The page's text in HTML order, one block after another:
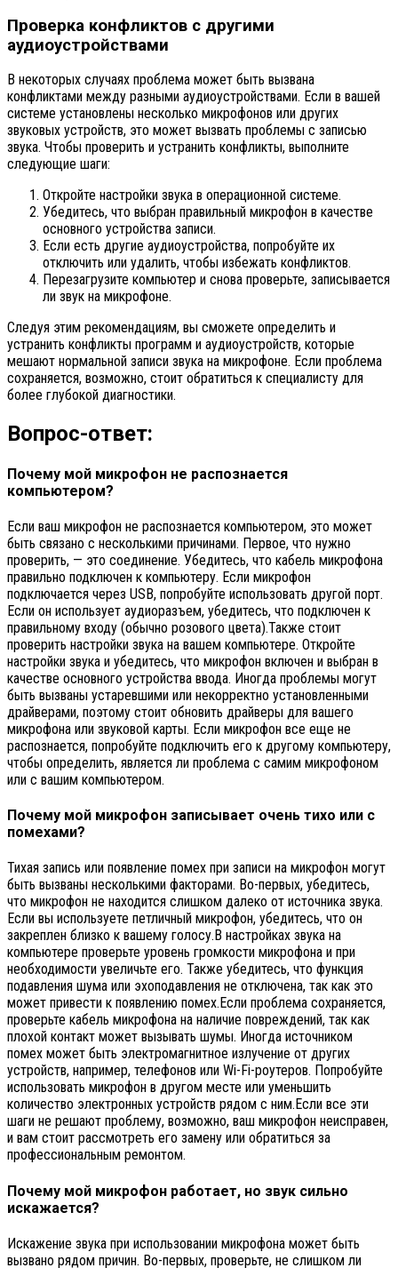
Проверка конфликтов с другими
аудиоустройствами
В некоторых случаях проблема может быть вызвана
конфликтами между разными аудиоустройствами. Если в вашей
системе установлены несколько микрофонов или других
звуковых устройств, это может вызвать проблемы с записью
звука. Чтобы проверить и устранить конфликты, выполните
следующие шаги:
Откройте настройки звука в операционной системе.
Убедитесь, что выбран правильный микрофон в качестве
основного устройства записи.
Если есть другие аудиоустройства, попробуйте их
отключить или удалить, чтобы избежать конфликтов.
Перезагрузите компьютер и снова проверьте, записывается
ли звук на микрофоне.
Следуя этим рекомендациям, вы сможете определить и
устранить конфликты программ и аудиоустройств, которые
мешают нормальной записи звука на микрофоне. Если проблема
сохраняется, возможно, стоит обратиться к специалисту для
более глубокой диагностики.
Вопрос-ответ:
Почему мой микрофон не распознается
компьютером?
Если ваш микрофон не распознается компьютером, это может
быть связано с несколькими причинами. Первое, что нужно
проверить, — это соединение. Убедитесь, что кабель микрофона
правильно подключен к компьютеру. Если микрофон
подключается через USB, попробуйте использовать другой порт.
Если он использует аудиоразъем, убедитесь, что подключен к
правильному входу (обычно розового цвета).Также стоит
проверить настройки звука на вашем компьютере. Откройте
настройки звука и убедитесь, что микрофон включен и выбран в
качестве основного устройства ввода. Иногда проблемы могут
быть вызваны устаревшими или некорректно установленными
драйверами, поэтому стоит обновить драйверы для вашего
микрофона или звуковой карты. Если микрофон все еще не
распознается, попробуйте подключить его к другому компьютеру,
чтобы определить, является ли проблема с самим микрофоном
или с вашим компьютером.
Почему мой микрофон записывает очень тихо или с
помехами?
Тихая запись или появление помех при записи на микрофон могут
быть вызваны несколькими факторами. Во-первых, убедитесь,
что микрофон не находится слишком далеко от источника звука.
Если вы используете петличный микрофон, убедитесь, что он
закреплен близко к вашему голосу.В настройках звука на
компьютере проверьте уровень громкости микрофона и при
необходимости увеличьте его. Также убедитесь, что функция
подавления шума или эхоподавления не отключена, так как это
может привести к появлению помех.Если проблема сохраняется,
проверьте кабель микрофона на наличие повреждений, так как
плохой контакт может вызывать шумы. Иногда источником
помех может быть электромагнитное излучение от других
устройств, например, телефонов или Wi-Fi-роутеров. Попробуйте
использовать микрофон в другом месте или уменьшить
количество электронных устройств рядом с ним.Если все эти
шаги не решают проблему, возможно, ваш микрофон неисправен,
и вам стоит рассмотреть его замену или обратиться за
профессиональным ремонтом.
Почему мой микрофон работает, но звук сильно
искажается?
Искажение звука при использовании микрофона может быть
вызвано рядом причин. Во-первых, проверьте, не слишком ли